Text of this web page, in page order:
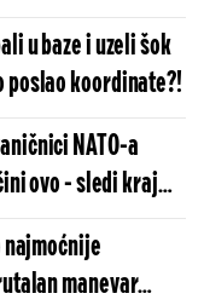
u baze i uzeli šok
poslao koordinate?!
NATO-a
ovo - sledi kraj
najmoćnije
manevar